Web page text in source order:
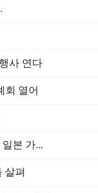
사 연다
회 열어
본 가...
살펴